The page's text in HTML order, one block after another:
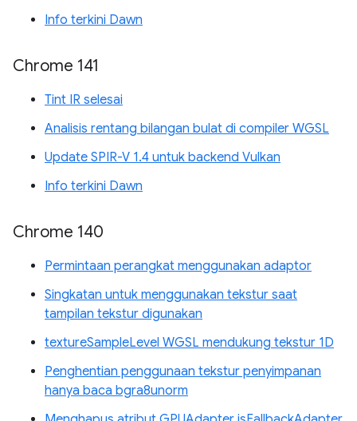
Info terkini Dawn
Chrome 141
Tint IR selesai
Analisis rentang bilangan bulat di compiler WGSL
Update SPIR-V 1.4 untuk backend Vulkan
Info terkini Dawn
Chrome 140
Permintaan perangkat menggunakan adaptor
Singkatan untuk menggunakan tekstur saat
tampilan tekstur digunakan
textureSampleLevel WGSL mendukung tekstur 1D
Penghentian penggunaan tekstur penyimpanan
hanya baca bgra8unorm